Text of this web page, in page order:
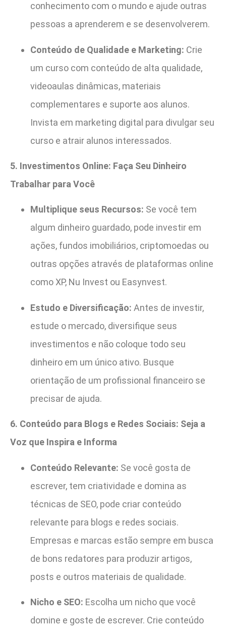
conhecimento com o mundo e ajude outras
pessoas a aprenderem e se desenvolverem.
Conteúdo de Qualidade e Marketing: Crie
um curso com conteúdo de alta qualidade,
videoaulas dinâmicas, materiais
complementares e suporte aos alunos.
Invista em marketing digital para divulgar seu
curso e atrair alunos interessados.
5. Investimentos Online: Faça Seu Dinheiro
Trabalhar para Você
Multiplique seus Recursos: Se você tem
algum dinheiro guardado, pode investir em
ações, fundos imobiliários, criptomoedas ou
outras opções através de plataformas online
como XP, Nu Invest ou Easynvest.
Estudo e Diversificação: Antes de investir,
estude o mercado, diversifique seus
investimentos e não coloque todo seu
dinheiro em um único ativo. Busque
orientação de um profissional financeiro se
precisar de ajuda.
6. Conteúdo para Blogs e Redes Sociais: Seja a
Voz que Inspira e Informa
Conteúdo Relevante: Se você gosta de
escrever, tem criatividade e domina as
técnicas de SEO, pode criar conteúdo
relevante para blogs e redes sociais.
Empresas e marcas estão sempre em busca
de bons redatores para produzir artigos,
posts e outros materiais de qualidade.
Nicho e SEO: Escolha um nicho que você
domine e goste de escrever. Crie conteúdo